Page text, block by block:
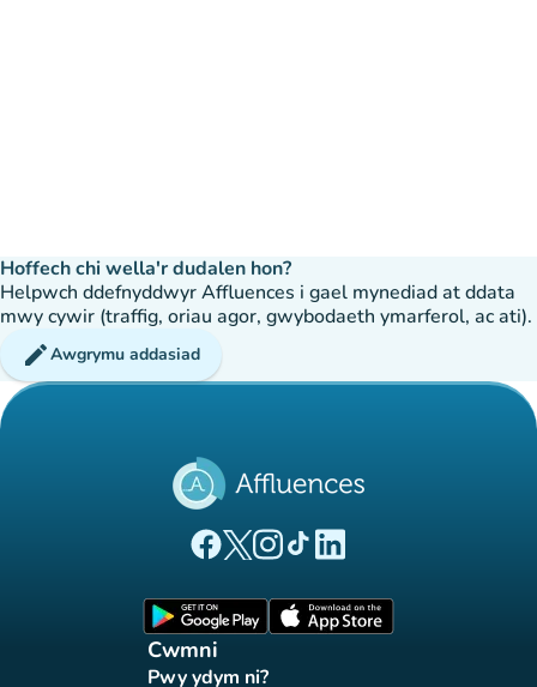
Hoffech chi wella'r dudalen hon?
Helpwch ddefnyddwyr Affluences i gael mynediad at ddata
mwy cywir (traffig, oriau agor, gwybodaeth ymarferol, ac ati).
editAwgrymu addasiad
(tab newydd)
(tab newydd)
(tab newydd)
(tab newydd)
(tab newydd)
Cwmni
Pwy ydym ni?